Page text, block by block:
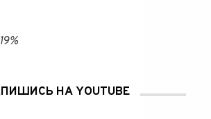
НА YOUTUBE